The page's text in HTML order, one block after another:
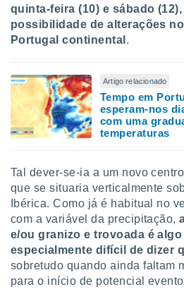
quinta-feira (10) e sábado
possibilidade de alterações
Portugal continental .
Artigo relacionado
Tempo em
esperam-nos
com uma
temperaturas
Tal dever-se-ia a um novo
que se situaria verticalmente
Ibérica. Como já é habitual no
com a variável da precipitação,
e/ou granizo e trovoada é
especialmente difícil de dizer
sobretudo quando ainda faltam
para o início de potencial